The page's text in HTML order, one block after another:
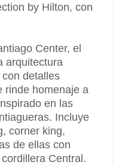
by Hilton, con
Center, el
arquitectura
detalles
rinde homenaje a
en las
Incluye
corner king,
de ellas con
Central.